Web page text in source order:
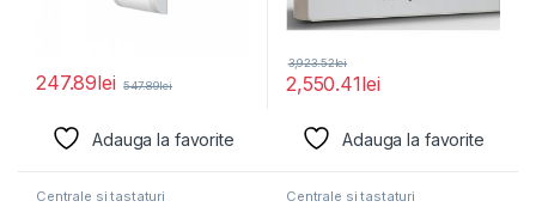
247.89lei 547.89lei
Adauga la favorite
2,550.41lei
3,923.52lei
Adauga la favorite
Centrale si tastaturi Centrale si tastaturi